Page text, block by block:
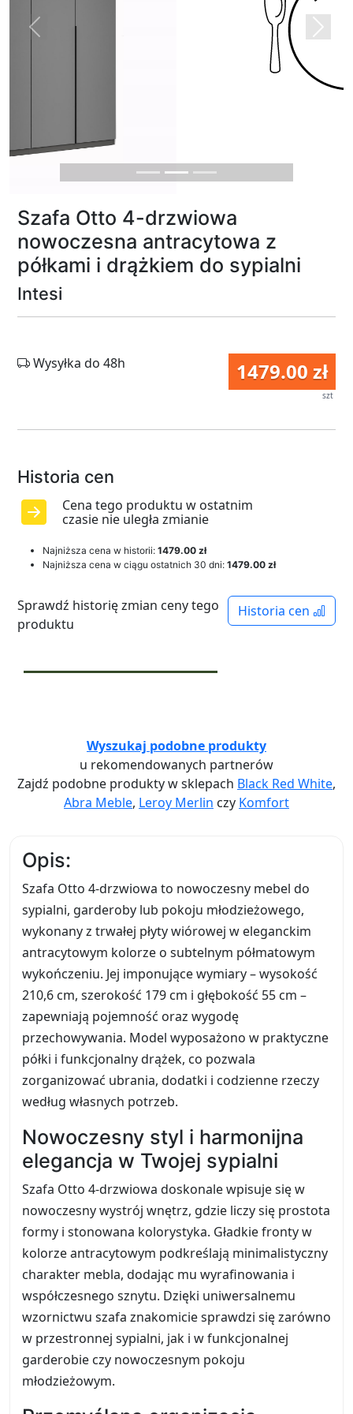
Previous Next
Szafa Otto 4-drzwiowa
nowoczesna antracytowa z
półkami i drążkiem do sypialni
Intesi
1479.00 zł
szt
Wysyłka do 48h
Historia cen
Cena tego produktu w ostatnim
czasie nie uległa zmianie
Najniższa cena w historii: 1479.00 zł
Najniższa cena w ciągu ostatnich 30 dni: 1479.00 zł
Historia cen
Sprawdź historię zmian ceny tego
produktu
Wyszukaj podobne produkty
u rekomendowanych partnerów
Zajdź podobne produkty w sklepach Black Red White,
Abra Meble, Leroy Merlin czy Komfort
Opis:
Szafa Otto 4-drzwiowa to nowoczesny mebel do
sypialni, garderoby lub pokoju młodzieżowego,
wykonany z trwałej płyty wiórowej w eleganckim
antracytowym kolorze o subtelnym półmatowym
wykończeniu. Jej imponujące wymiary – wysokość
210,6 cm, szerokość 179 cm i głębokość 55 cm –
zapewniają pojemność oraz wygodę
przechowywania. Model wyposażono w praktyczne
półki i funkcjonalny drążek, co pozwala
zorganizować ubrania, dodatki i codzienne rzeczy
według własnych potrzeb.
Nowoczesny styl i harmonijna
elegancja w Twojej sypialni
Szafa Otto 4-drzwiowa doskonale wpisuje się w
nowoczesny wystrój wnętrz, gdzie liczy się prostota
formy i stonowana kolorystyka. Gładkie fronty w
kolorze antracytowym podkreślają minimalistyczny
charakter mebla, dodając mu wyrafinowania i
współczesnego sznytu. Dzięki uniwersalnemu
wzornictwu szafa znakomicie sprawdzi się zarówno
w przestronnej sypialni, jak i w funkcjonalnej
garderobie czy nowoczesnym pokoju
młodzieżowym.